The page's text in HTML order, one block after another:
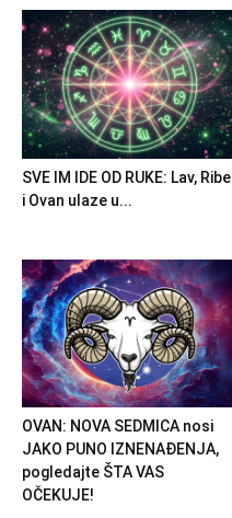
SVE IM IDE OD RUKE: Lav, Ribe
i Ovan ulaze u...
OVAN: NOVA SEDMICA nosi
JAKO PUNO IZNENAĐENJA,
pogledajte ŠTA VAS
OČEKUJE!